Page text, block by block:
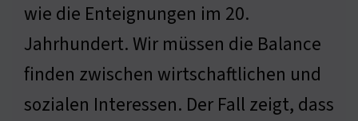
wie die Enteignungen im 20.
Jahrhundert. Wir müssen die Balance
finden zwischen wirtschaftlichen und
sozialen Interessen. Der Fall zeigt, dass